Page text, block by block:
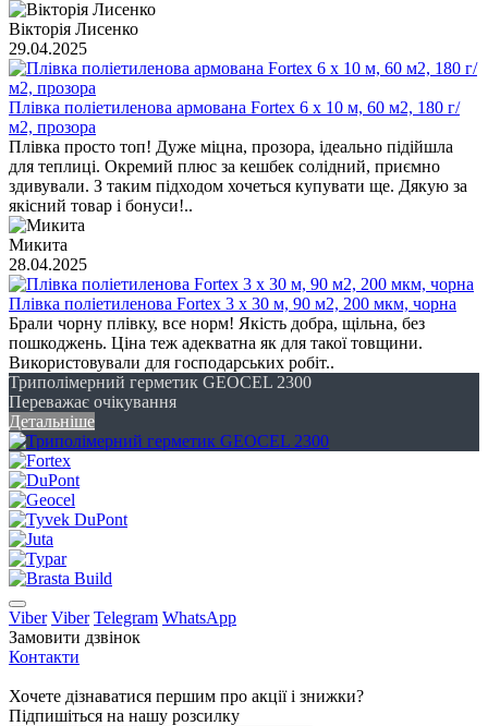
Вікторія Лисенко
29.04.2025
Плівка поліетиленова армована Fortex 6 x 10 м, 60 м2, 180 г/
м2, прозора
Плівка просто топ! Дуже міцна, прозора, ідеально підійшла
для теплиці. Окремий плюс за кешбек солідний, приємно
здивували. З таким підходом хочеться купувати ще. Дякую за
якісний товар і бонуси!..
Микита
28.04.2025
Плівка поліетиленова Fortex 3 х 30 м, 90 м2, 200 мкм, чорна
Брали чорну плівку, все норм! Якість добра, щільна, без
пошкоджень. Ціна теж адекватна як для такої товщини.
Використовували для господарських робіт..
Триполімерний герметик GEOCEL 2300
Переважає очікування
Детальніше
Viber Viber Telegram WhatsApp
Замовити дзвінок
Контакти
Хочете дізнаватися першим про акції і знижки?
Підпишіться на нашу розсилку